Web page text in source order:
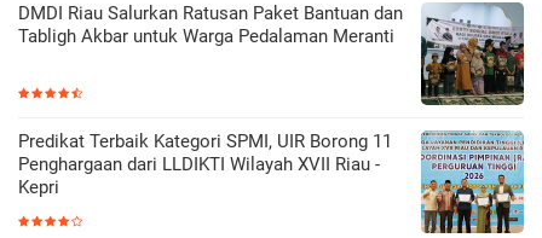
DMDI Riau Salurkan Ratusan Paket Bantuan dan
Tabligh Akbar untuk Warga Pedalaman Meranti
Predikat Terbaik Kategori SPMI, UIR Borong 11
Penghargaan dari LLDIKTI Wilayah XVII Riau -
Kepri